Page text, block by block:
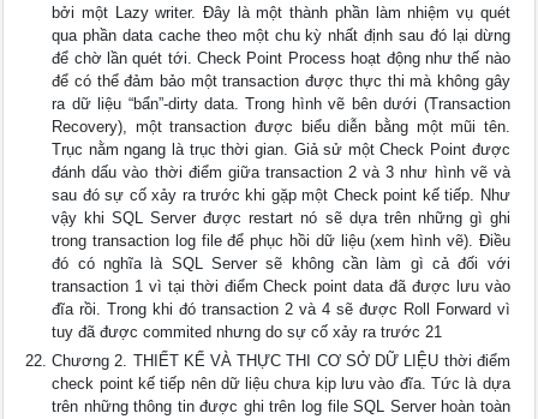
bởi một Lazy writer. Ðây là một thành phần làm nhiệm vụ quét
qua phần data cache theo một chu kỳ nhất định sau đó lại dừng
để chờ lần quét tới. Check Point Process hoạt động như thế nào
để có thể đảm bảo một transaction được thực thi mà không gây
ra dữ liệu “bẩn”-dirty data. Trong hình vẽ bên dưới (Transaction
Recovery), một transaction được biểu diễn bằng một mũi tên.
Trục nằm ngang là trục thời gian. Giả sử một Check Point được
đánh dấu vào thời điểm giữa transaction 2 và 3 như hình vẽ và
sau đó sự cố xảy ra trước khi gặp một Check point kế tiếp. Như
vậy khi SQL Server được restart nó sẽ dựa trên những gì ghi
trong transaction log file để phục hồi dữ liệu (xem hình vẽ). Ðiều
đó có nghĩa là SQL Server sẽ không cần làm gì cả đối với
transaction 1 vì tại thời điểm Check point data đã được lưu vào
đĩa rồi. Trong khi đó transaction 2 và 4 sẽ được Roll Forward vì
tuy đã được commited nhưng do sự cố xảy ra trước 21
Chương 2. THIẾT KẾ VÀ THỰC THI CƠ SỞ DỮ LIỆU thời điểm
check point kế tiếp nên dữ liệu chưa kịp lưu vào đĩa. Tức là dựa
trên những thông tin được ghi trên log file SQL Server hoàn toàn